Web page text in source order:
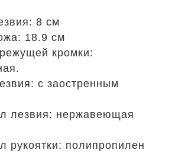
8 см
18.9 см
кромки:
с заостренным
лезвия: нержавеющая
рукоятки: полипропилен